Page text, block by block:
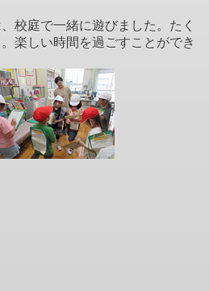
校庭で一緒に遊びました。たく
楽しい時間を過ごすことができ